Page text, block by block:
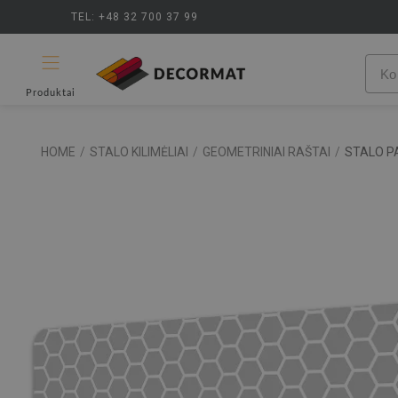
TEL: +48 32 700 37 99
Produktai
HOME / STALO KILIMĖLIAI / GEOMETRINIAI RAŠTAI / STALO